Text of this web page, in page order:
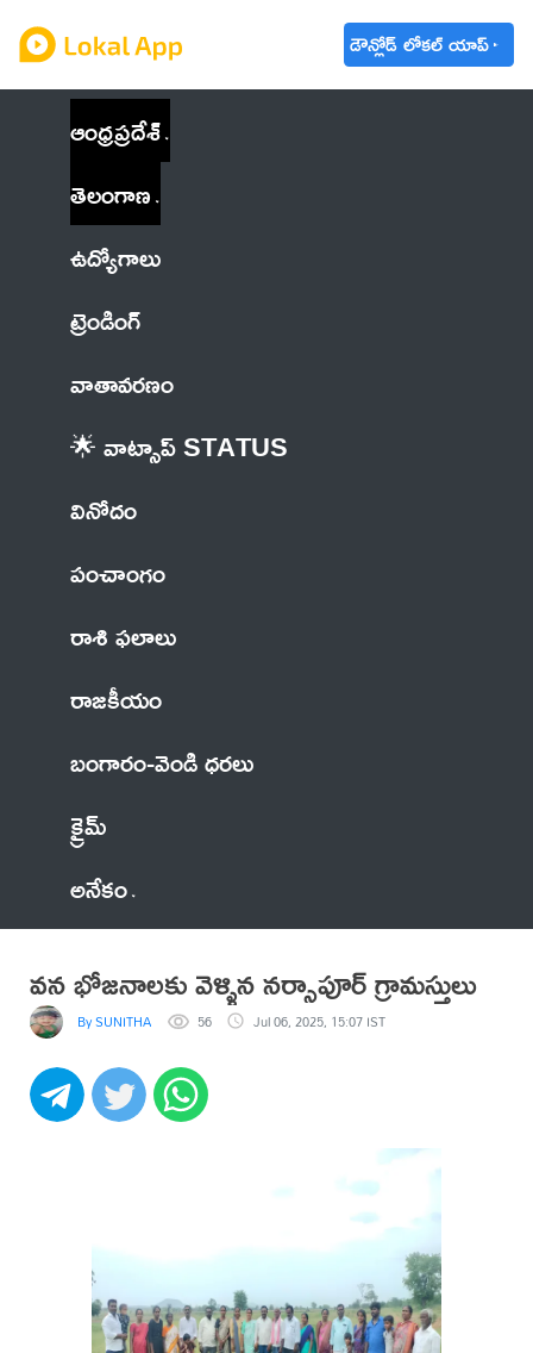
డౌన్లోడ్ లోకల్ యాప్
ఆంధ్రప్రదేశ్
తెలంగాణ
ఉద్యోగాలు
ట్రెండింగ్
వాతావరణం
🌟 వాట్సాప్ STATUS
వినోదం
పంచాంగం
రాశి ఫలాలు
రాజకీయం
బంగారం-వెండి ధరలు
క్రైమ్
అనేకం
వన భోజనాలకు వెళ్ళిన నర్సాపూర్ గ్రామస్తులు
By SUNITHA 56 Jul 06, 2025, 15:07 IST